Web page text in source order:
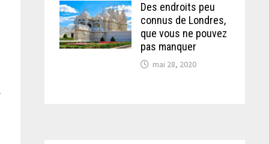
Des endroits peu
connus de Londres,
que vous ne pouvez
pas manquer
mai 28, 2020